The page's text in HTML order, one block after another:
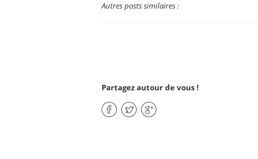
Autres posts similaires :
Partagez autour de vous !